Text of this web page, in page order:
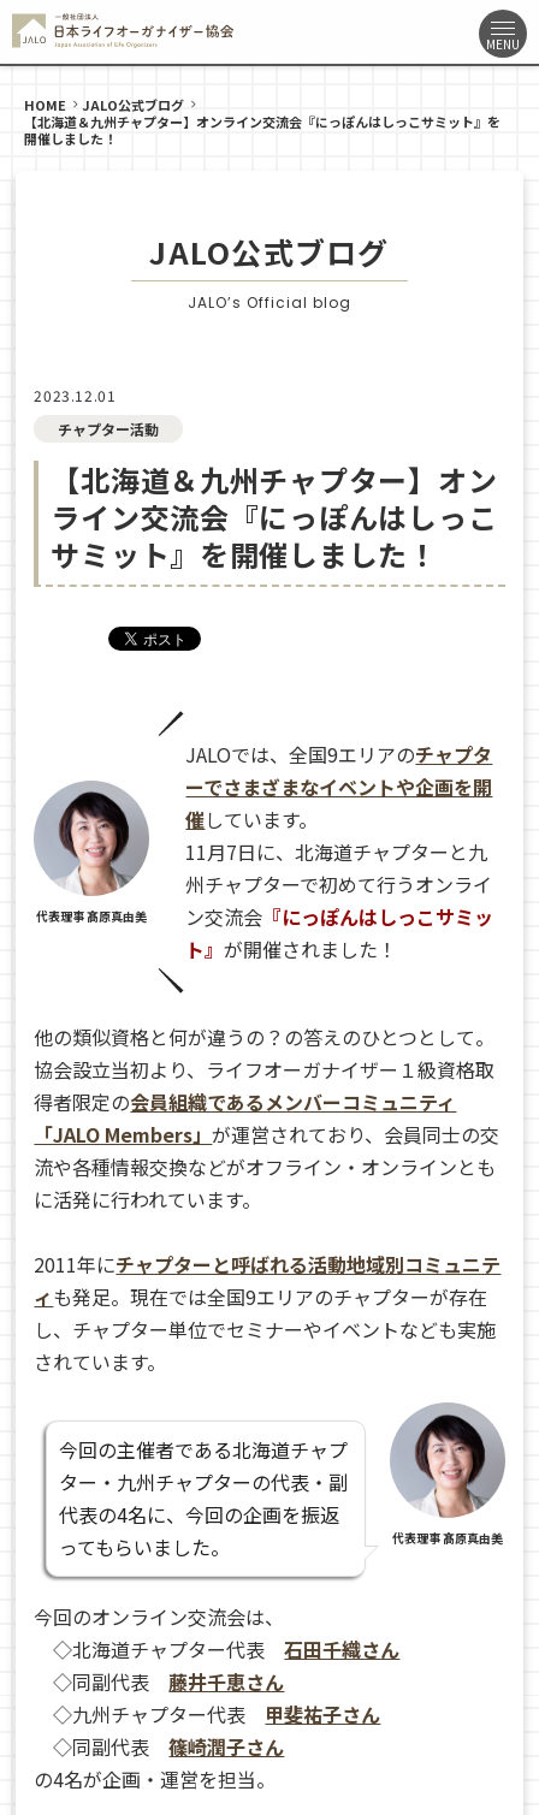
HOME
JALO公式ブログ
【北海道＆九州チャプター】オンライン交流会『にっぽんはしっこサミット』を
開催しました！
JALO公式ブログ
JALO’s Official blog
2023.12.01
チャプター活動
【北海道＆九州チャプター】オン
ライン交流会『にっぽんはしっこ
サミット』を開催しました！
代表理事 髙原真由美
JALOでは、全国9エリアのチャプタ
ーでさまざまなイベントや企画を開
催しています。
11月7日に、北海道チャプターと九
州チャプターで初めて行うオンライ
ン交流会 『にっぽんはしっこサミッ
ト』が開催されました！
他の類似資格と何が違うの？の答えのひとつとして。
協会設立当初より、ライフオーガナイザー１級資格取
得者限定の会員組織であるメンバーコミュニティ
「JALO Members」が運営されており、会員同士の交
流や各種情報交換などがオフライン・オンラインとも
に活発に行われています。
2011年にチャプターと呼ばれる活動地域別コミュニテ
ィも発足。現在では全国9エリアのチャプターが存在
し、チャプター単位でセミナーやイベントなども実施
されています。
今回の主催者である北海道チャプ
ター・九州チャプターの代表・副
代表の4名に、今回の企画を振返
ってもらいました。
代表理事 髙原真由美
今回のオンライン交流会は、
◇北海道チャプター代表石田千織さん
◇同副代表藤井千恵さん
◇九州チャプター代表 甲斐祐子さん
◇同副代表篠崎潤子さん
の4名が企画・運営を担当。